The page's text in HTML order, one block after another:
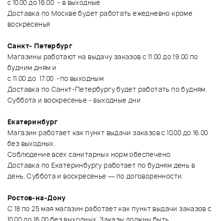
с 10.00 до 16.00 - в выходные
Доставка по Москве будет работать ежедневно кроме
воскресенья
Санкт- Петербург
Магазины работают на выдачу заказов с 11.00 до 19.00 по
будним дням и
с 11.00 до 17.00 -по выходным
Доставка по Санкт-Петербургу будет работать по будням.
Суббота и воскресенье - выходные дни
Екатеринбург
Магазин работает как пункт выдачи заказов с 10.00 до 16.00
без выходных.
Соблюдение всех санитарных норм обеспечено.
Доставка по Екатеринбургу работает по будням день в
день. Суббота и воскресенье — по договоренности.
Ростов-на-Дону
С 18 по 25 мая магазин работает как пункт выдачи заказов с